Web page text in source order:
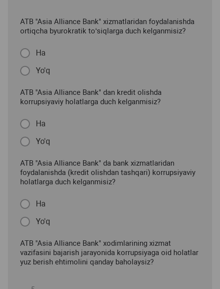
ATB "Asia Alliance Bank" xizmatlaridan foydalanishda
ortiqcha byurokratik to‘siqlarga duch kelganmisiz?
Ha
Yo'q
ATB "Asia Alliance Bank" dan kredit olishda
korrupsiyaviy holatlarga duch kelganmisiz?
Ha
Yo'q
ATB "Asia Alliance Bank" da bank xizmatlaridan
foydalanishda (kredit olishdan tashqari) korrupsiyaviy
holatlarga duch kelganmisiz?
Ha
Yo'q
ATB "Asia Alliance Bank" xodimlarining xizmat
vazifasini bajarish jarayonida korrupsiyaga oid holatlar
yuz berish ehtimolini qanday baholaysiz?